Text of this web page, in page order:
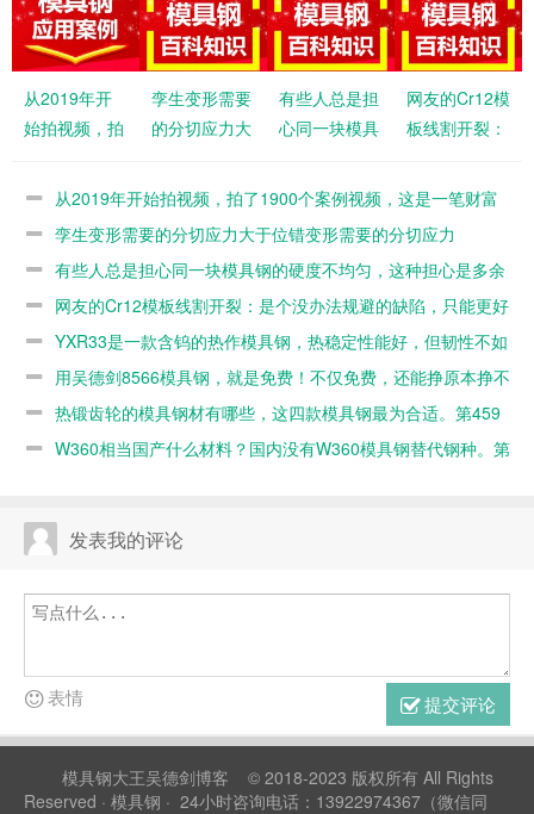
从2019年开
始拍视频，拍
例视频，这是
孪生变形需要
的分切应力大
要的分切应力
有些人总是担
心同一块模具
匀，这种担心
网友的Cr12模
板线割开裂：
避的缺陷，只
从2019年开始拍视频，拍了1900个案例视频，这是一笔财富
孪生变形需要的分切应力大于位错变形需要的分切应力
有些人总是担心同一块模具钢的硬度不均匀，这种担心是多余
的
网友的Cr12模板线割开裂：是个没办法规避的缺陷，只能更好
的材料YXR33是一款含钨的热作模具钢，热稳定性能好，但韧性不如
8566。第467篇
用吴德剑8566模具钢，就是免费！不仅免费，还能挣原本挣不
到的钱。第460篇
热锻齿轮的模具钢材有哪些，这四款模具钢最为合适。第459
篇 W360相当国产什么材料？国内没有W360模具钢替代钢种。第
发表我的评论
提交评论
表情
模具钢大王吴德剑博客 © 2018-2023 版权所有 All Rights
Reserved · 模具钢 · 24小时咨询电话：13922974367（微信同